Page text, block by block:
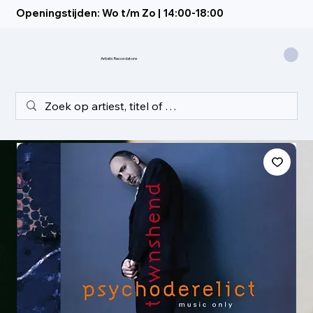
Openingstijden: Wo t/m Zo | 14:00-18:00
Artistic Recordstore